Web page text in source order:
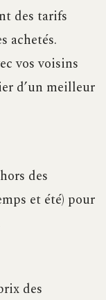
des tarifs
achetés.
vos voisins
d’un meilleur
des
et été) pour
des